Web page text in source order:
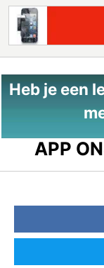
Heb je een
APP